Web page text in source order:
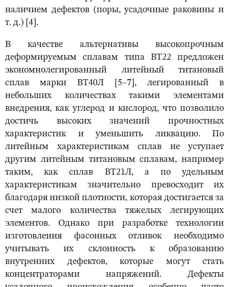
наличием дефектов (поры, усадочные раковины и
т. д.) [4].
В качестве альтернативы высокопрочным
деформируемым сплавам типа ВТ22 предложен
экономнолегированный литейный титановый
сплав марки ВТ40Л [5–7], легированный в
небольших количествах такими элементами
внедрения, как углерод и кислород, что позволило
достичь высоких значений прочностных
характеристик и уменьшить ликвацию. По
литейным характеристикам сплав не уступает
другим литейным титановым сплавам, например
таким, как сплав ВТ21Л, а по удельным
характеристикам значительно превосходит их
благодаря низкой плотности, которая достигается за
счет малого количества тяжелых легирующих
элементов. Однако при разработке технологии
изготовления фасонных отливок необходимо
учитывать их склонность к образованию
внутренних дефектов, которые могут стать
концентраторами напряжений. Дефекты